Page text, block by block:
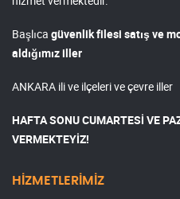
Başlıca güvenlik filesi satış ve
aldığımız iller
ANKARA ili ve ilçeleri ve çevre iller
HAFTA SONU CUMARTESİ VE
VERMEKTEYİZ!
HİZMETLERİMİZ